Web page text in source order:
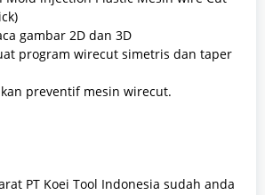
gambar 2D dan 3D
program wirecut simetris dan taper
preventif mesin wirecut.
PT Koei Tool Indonesia sudah anda